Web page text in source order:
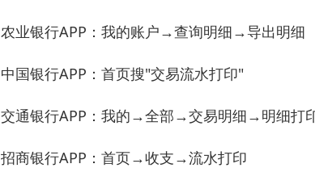
农业银行APP：我的账户→查询明细→导出明细
中国银行APP：首页搜"交易流水打印"
交通银行APP：我的→全部→交易明细→明细打
招商银行APP：首页→收支→流水打印